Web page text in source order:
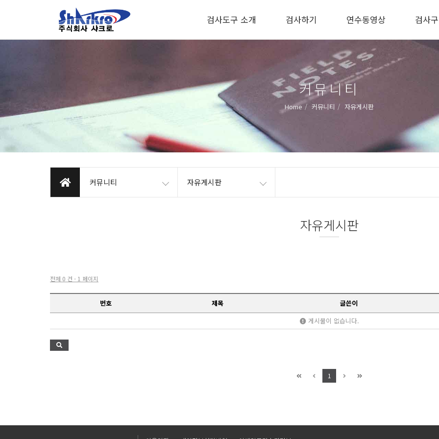
검사도구 소개 검사하기 연수동영상 검사
커뮤니티
Home 커뮤니티 자유게시판
커뮤니티 자유게시판
자유게시판
전체 0 건 - 1 페이지
번호 제목
글쓴이
게시물이 없습니다.
1